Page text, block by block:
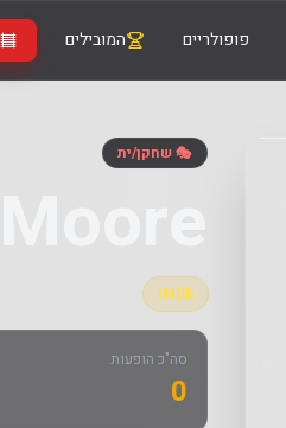
פופולריים המובילים
🎭 שחקן/ית
IMDb
סה"כ הופעות
0